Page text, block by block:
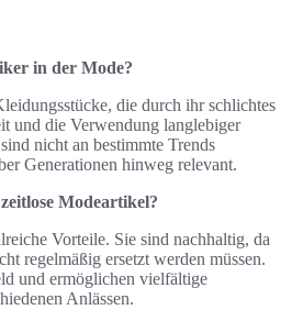
in der Mode?
die durch ihr schlichtes
und die Verwendung langlebiger
nicht an bestimmte Trends
Generationen hinweg relevant.
Modeartikel?
Vorteile. Sie sind nachhaltig, da
regelmäßig ersetzt werden müssen.
und ermöglichen vielfältige
Anlässen.